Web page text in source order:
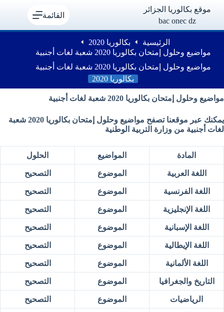
موقع بكالوريا الجزائر
bac onec dz
القائمة
الرئيسية
بكالوريا 2020
مواضيع وحلول إمتحان بكالوريا 2020 شعبة لغات أجنبية
مواضيع وحلول إمتحان بكالوريا 2020 شعبة لغات أجنبية
بكالوريا 2020
مواضيع وحلول إمتحان بكالوريا 2020 شعبة لغات أجنبية
يمكنك عبر موقعنا تصفح مواضيع وحلول إمتحان بكالوريا 2020 شعبة
لغات أجنبية من وزارة التربية الوطنية
المادة المواضيع الحلول
اللغة العربية الموضوع التصحيح
اللغة الفرنسية الموضوع التصحيح
اللغة الإنجليزية الموضوع التصحيح
اللغة الإسبانية الموضوع التصحيح
اللغة الإيطالية الموضوع التصحيح
اللغة الألمانية الموضوع التصحيح
التاريخ والجغرافيا الموضوع التصحيح
الرياضيات الموضوع التصحيح